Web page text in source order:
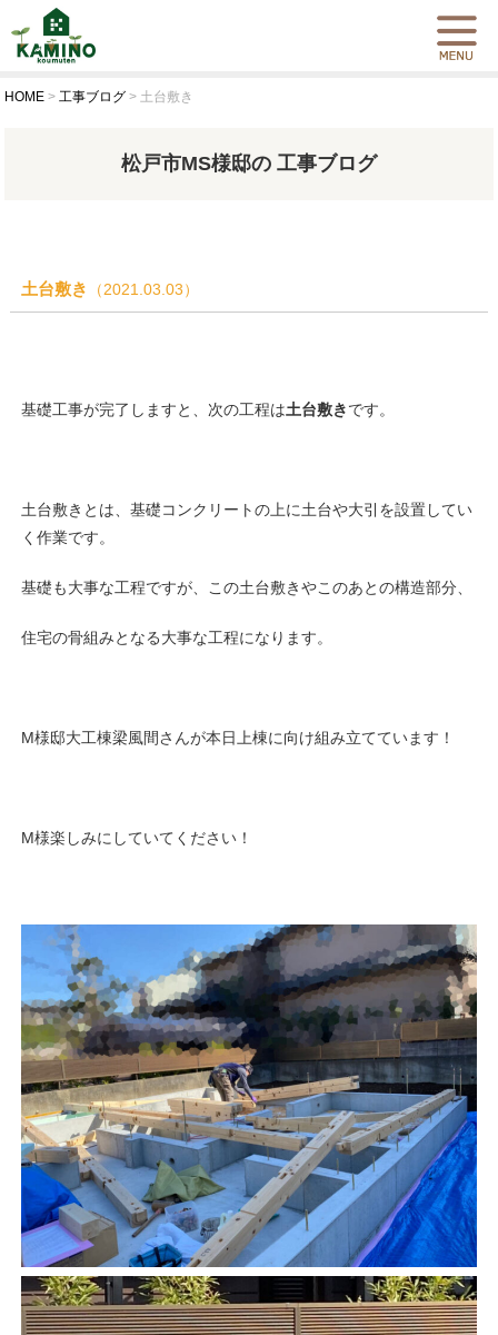
HOME >工事ブログ > 土台敷き
松戸市MS様邸の 工事ブログ
土台敷き （2021.03.03）
基礎工事が完了しますと、次の工程は土台敷きです。
土台敷きとは、基礎コンクリートの上に土台や大引を設置してい
く作業です。
基礎も大事な工程ですが、この土台敷きやこのあとの構造部分、
住宅の骨組みとなる大事な工程になります。
M様邸大工棟梁風間さんが本日上棟に向け組み立てています！
M様楽しみにしていてください！